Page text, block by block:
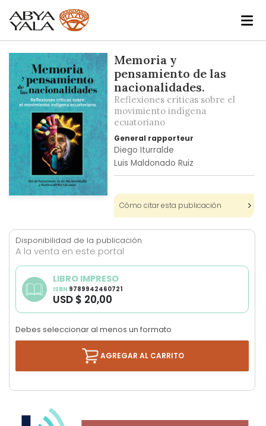
Skip
to
the
end
of
the
images
gallery
the
beginning
of
the
images
gallery
Memoria y
pensamiento de las
nacionalidades.
Reflexiones críticas sobre el
movimiento indígena
ecuatoriano
General rapporteur
Diego Iturralde
Luis Maldonado Ruiz
Cómo citar esta publicación
Disponibilidad de la publicación
A la venta en este portal
LIBRO IMPRESO
ISBN 9789942460721
USD $ 20,00
Debes seleccionar al menos un formato
AGREGAR AL CARRITO